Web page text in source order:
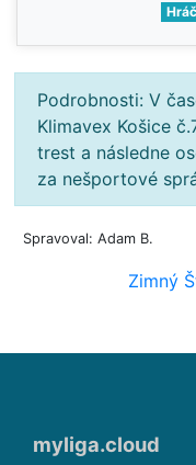
Podrobnosti: V
Klimavex Košice
trest a následne
za nešportové
Spravoval: Adam B.
Zimný
myliga.cloud